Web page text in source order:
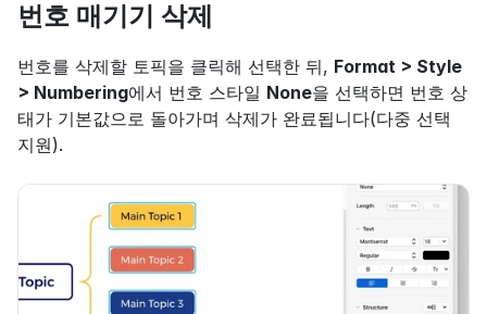
번호 매기기 삭제
번호를 삭제할 토픽을 클릭해 선택한 뒤, Format > Style
> Numbering에서 번호 스타일 None을 선택하면 번호 상
태가 기본값으로 돌아가며 삭제가 완료됩니다(다중 선택
지원).